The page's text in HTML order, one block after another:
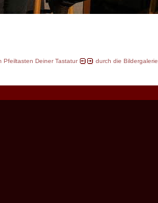
Deiner Tastatur durch die